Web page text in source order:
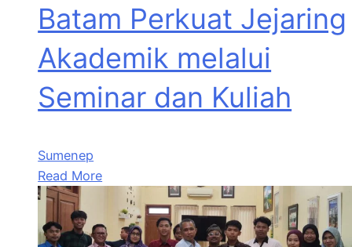
Batam Perkuat Jejaring
Akademik melalui
Seminar dan Kuliah
Sumenep
Read More